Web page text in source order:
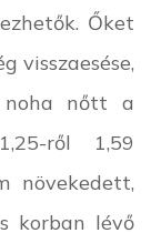
Őket
visszaesése,
noha nőtt a
ről 1,59
növekedett,
korban lévő